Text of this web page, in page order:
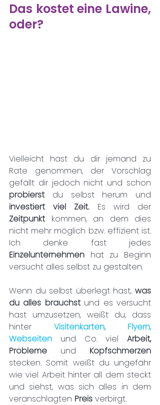
Das kostet eine Lawine,
oder?
Vielleicht hast du dir jemand zu
Rate genommen, der Vorschlag
probierst
investiert viel Zeit.
Zeitpunkt kommen, an dem dies
nicht mehr möglich bzw. effizient ist.
Einzelunternehmen hat zu Beginn
versucht alles selbst zu gestalten.
Wenn du selbst überlegt hast, was
du alles brauchst und es versucht
hast umzusetzen, weißt du, dass
hinter Visitenkarten, Flyern,
Webseiten und Co. viel Arbeit,
Probleme und
stecken. Somit weißt du ungefähr
wie viel Arbeit hinter all dem steckt
und siehst, was sich alles in dem
veranschlagten Preis verbirgt.